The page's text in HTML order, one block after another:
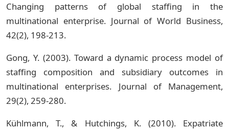
Changing patterns of global staffing in the
multinational enterprise. Journal of World Business,
42(2), 198-213.
Gong, Y. (2003). Toward a dynamic process model of
staffing composition and subsidiary outcomes in
multinational enterprises. Journal of Management,
29(2), 259-280.
Kühlmann, T., & Hutchings, K. (2010). Expatriate